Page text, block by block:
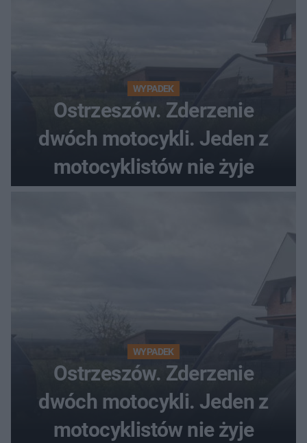
WYPADEK
Ostrzeszów. Zderzenie
dwóch motocykli. Jeden z
motocyklistów nie żyje
WYPADEK
Ostrzeszów. Zderzenie
dwóch motocykli. Jeden z
motocyklistów nie żyje